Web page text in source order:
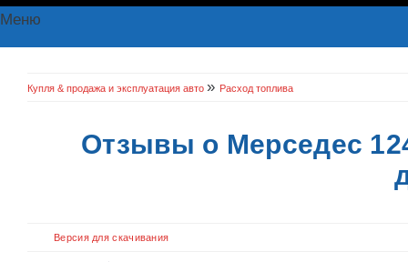
Меню
Купля & продажа и эксплуатация авто » Расход топлива
Отзывы о Мерседес
Версия для скачивания